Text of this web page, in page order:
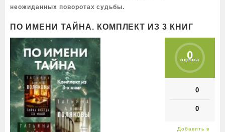
неожиданных поворотах судьбы.
ПО ИМЕНИ ТАЙНА. КОМПЛЕКТ ИЗ 3 КНИГ
0
оценка
0
0